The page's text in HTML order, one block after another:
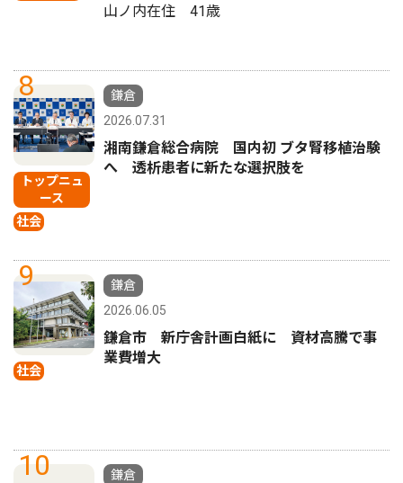
山ノ内在住 41歳
8
トップニュ
ース
社会
鎌倉
2026.07.31
湘南鎌倉総合病院 国内初 ブタ腎移植治験
へ 透析患者に新たな選択肢を
9
社会
鎌倉
2026.06.05
鎌倉市 新庁舎計画白紙に 資材高騰で事
業費増大
10
鎌倉